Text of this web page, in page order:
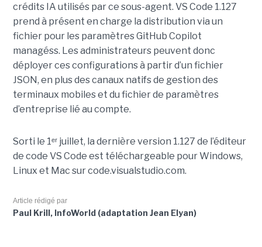
crédits IA utilisés par ce sous-agent. VS Code 1.127
prend à présent en charge la distribution via un
fichier pour les paramètres GitHub Copilot
managéss. Les administrateurs peuvent donc
déployer ces configurations à partir d’un fichier
JSON, en plus des canaux natifs de gestion des
terminaux mobiles et du fichier de paramètres
d’entreprise lié au compte.
Sorti le 1ᵉʳ juillet, la dernière version 1.127 de l’éditeur
de code VS Code est téléchargeable pour Windows,
Linux et Mac sur code.visualstudio.com.
Article rédigé par
Paul Krill, InfoWorld (adaptation Jean Elyan)